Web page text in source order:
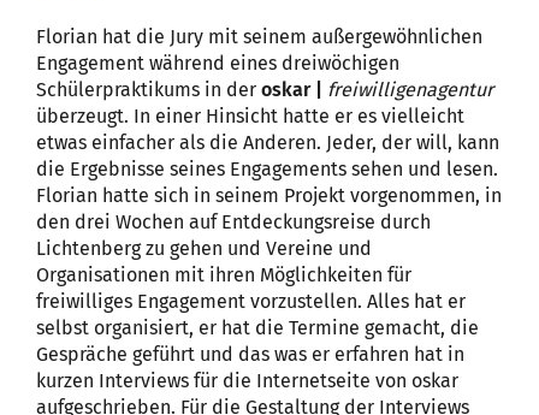
Florian hat die Jury mit seinem außergewöhnlichen
Engagement während eines dreiwöchigen
Schülerpraktikums in der oskar | freiwilligenagentur
überzeugt. In einer Hinsicht hatte er es vielleicht
etwas einfacher als die Anderen. Jeder, der will, kann
die Ergebnisse seines Engagements sehen und lesen.
Florian hatte sich in seinem Projekt vorgenommen, in
den drei Wochen auf Entdeckungsreise durch
Lichtenberg zu gehen und Vereine und
Organisationen mit ihren Möglichkeiten für
freiwilliges Engagement vorzustellen. Alles hat er
selbst organisiert, er hat die Termine gemacht, die
Gespräche geführt und das was er erfahren hat in
kurzen Interviews für die Internetseite von oskar
aufgeschrieben. Für die Gestaltung der Interviews